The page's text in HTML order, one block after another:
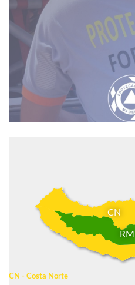
CN
RM
CN - Costa Norte